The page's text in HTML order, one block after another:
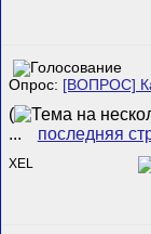
Опрос: [ВОПРОС]
(
...
последняя
XEL